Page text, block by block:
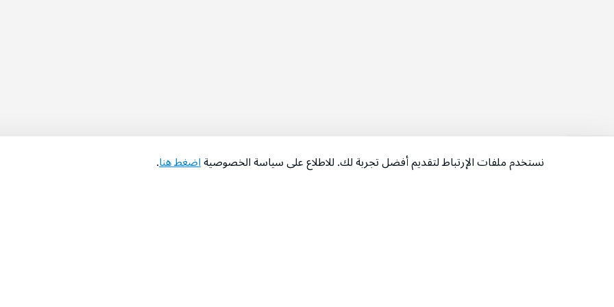
نستخدم ملفات الإرتباط لتقديم أفضل تجربة لك. للاطلاع على سياسة الخصوصيةاضغط هنا.